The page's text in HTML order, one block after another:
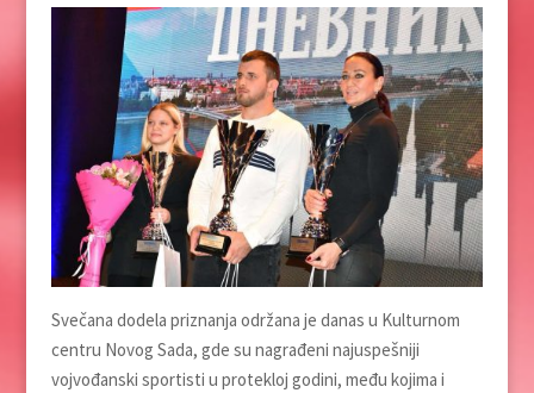
Svečana dodela priznanja održana je danas u Kulturnom
centru Novog Sada, gde su nagrađeni najuspešniji
vojvođanski sportisti u protekloj godini, među kojima i